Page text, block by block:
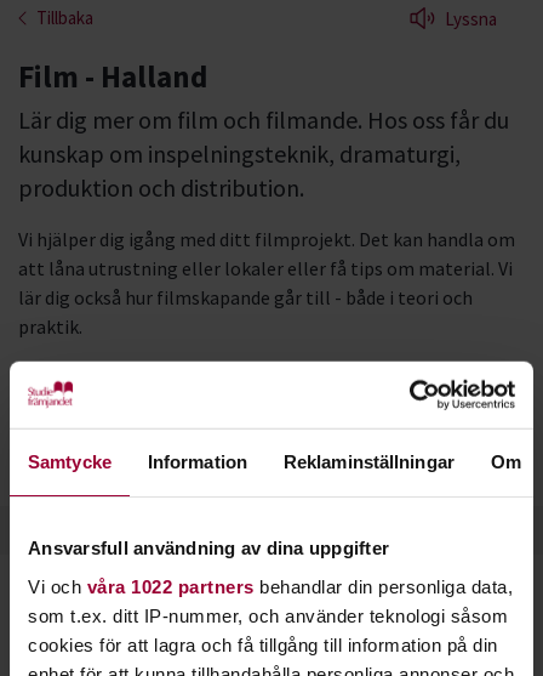
Samtycke Information Reklaminställningar Om
Ansvarsfull användning av dina uppgifter
Vi och våra 1022 partners behandlar din personliga data,
som t.ex. ditt IP-nummer, och använder teknologi såsom
cookies för att lagra och få tillgång till information på din
Tillbaka Lyssna
Film - Halland
Lär dig mer om film och filmande. Hos oss får du
kunskap om inspelningsteknik, dramaturgi,
produktion och distribution.
Vi hjälper dig igång med ditt filmprojekt. Det kan handla om
att låna utrustning eller lokaler eller få tips om material. Vi
lär dig också hur filmskapande går till - både i teori och
praktik.
De nya verktygen för filmproduktion, distribution och
konsumtion gör idag att de flesta kan producera film. Men ju
produktionerna.
Film i Finnåker